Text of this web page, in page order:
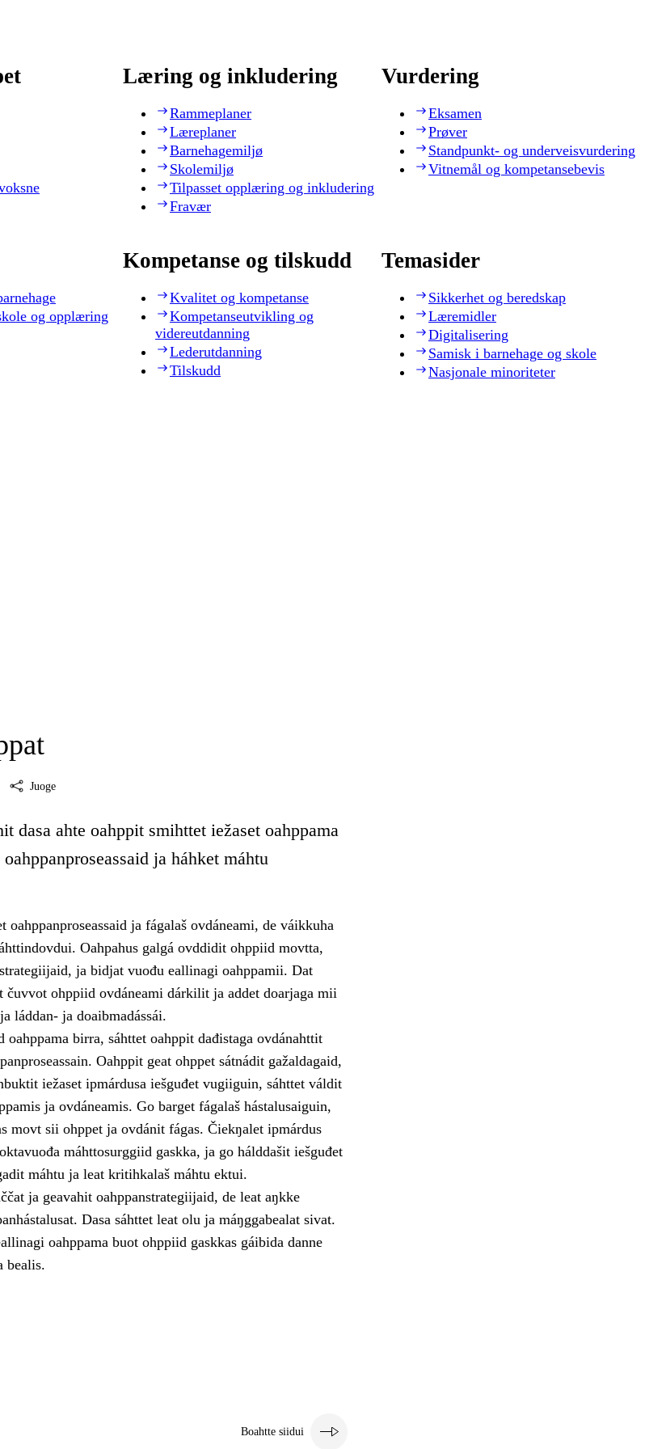
Læring og inkludering
Rammeplaner
Læreplaner
Barnehagemiljø
Skolemiljø
Tilpasset opplæring og inkludering
Fravær
Vurdering
Eksamen
Prøver
Standpunkt- og underveisvurdering
Vitnemål og kompetansebevis
og opplæring
Kompetanse og tilskudd
Kvalitet og kompetanse
Kompetanseutvikling og
videreutdanning
Lederutdanning
Tilskudd
Temasider
Sikkerhet og beredskap
Læremidler
Digitalisering
Samisk i barnehage og skole
Nasjonale minoriteter
Juoge
dasa ahte oahppit smihttet iežaset oahppama
ja háhket máhtu
ja fágalaš ovdáneami, de váikkuha
Oahpahus galgá ovddidit ohppiid movtta,
ja bidjat vuođu eallinagi oahppamii. Dat
čuvvot ohppiid ovdáneami dárkilit ja addet doarjaga mii
láddan- ja doaibmadássái.
oahppama birra, sáhttet oahppit dađistaga ovdánahttit
Oahppit geat ohppet sátnádit gažaldagaid,
iežaset ipmárdusa iešguđet vugiiguin, sáhttet váldit
ja ovdáneamis. Go barget fágalaš hástalusaiguin,
movt sii ohppet ja ovdánit fágas. Čiekŋalet ipmárdus
máhttosurggiid gaskka, ja go hálddašit iešguđet
máhtu ja leat kritihkalaš máhtu ektui.
ja geavahit oahppanstrategiijaid, de leat aŋkke
Dasa sáhttet leat olu ja máŋggabealat sivat.
oahppama buot ohppiid gaskkas gáibida danne
bealis.
Boahtte siidui